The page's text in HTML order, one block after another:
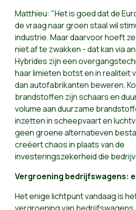
Matthieu: "Het is goed dat de
de vraag naar groen staal wil
industrie. Maar daarvoor hoeft
niet af te zwakken - dat kan via
Hybrides zijn een
haar limieten botst en in realiteit
dan autofabrikanten beweren.
brandstoffen zijn schaars en
volume aan duurzame
inzetten in scheepvaart en
geen groene alternatieven
creëert chaos in plaats van de
investeringszekerheid die
Vergroening bedrijfswagens:
Het enige lichtpunt vandaag is